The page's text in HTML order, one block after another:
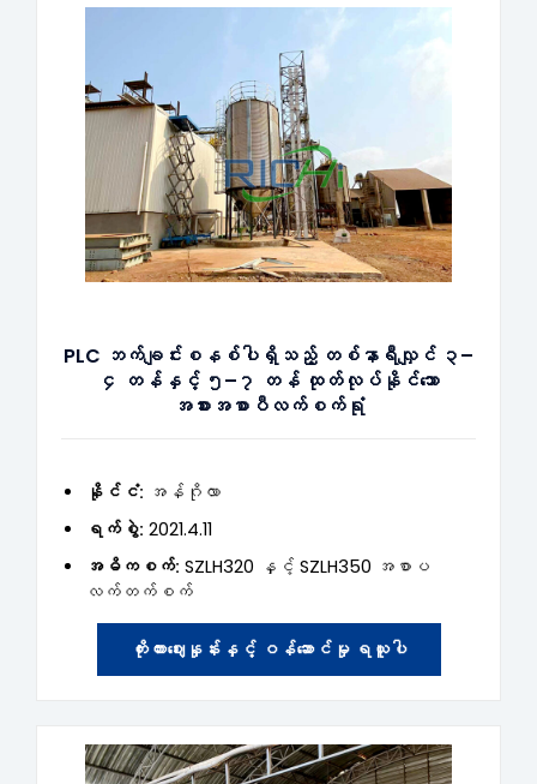
PLC ဘက်ချင်းစနစ်ပါရှိသည့် တစ်နာရီလျှင် ၃–
၄ တန်နှင့် ၅–၇ တန် ထုတ်လုပ်နိုင်သော
အစားအစာပီလက်စက်ရုံ
နိုင်ငံ: အန်ဂိုလာ
ရက်စွဲ: 2021.4.11
အဓိကစက်: SZLH320 နှင့် SZLH350 အစာပ
လက်တက်စက်
ကိုးကားဈေးနှုန်းနှင့် ဝန်ဆောင်မှု ရယူပါ